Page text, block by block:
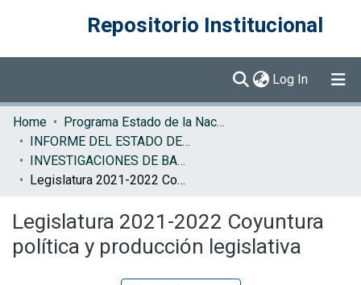
Repositorio Institucional
Log In (current)
Communities & Collections
Browse DSpace
Statistics
Home
Programa Estado de la Nación (PEN)
INFORME DEL ESTADO DE LA NACION
INVESTIGACIONES DE BASE EN
Legislatura 2021-2022 Coyuntura política y producción legislativa
Legislatura 2021-2022 Coyuntura
política y producción legislativa